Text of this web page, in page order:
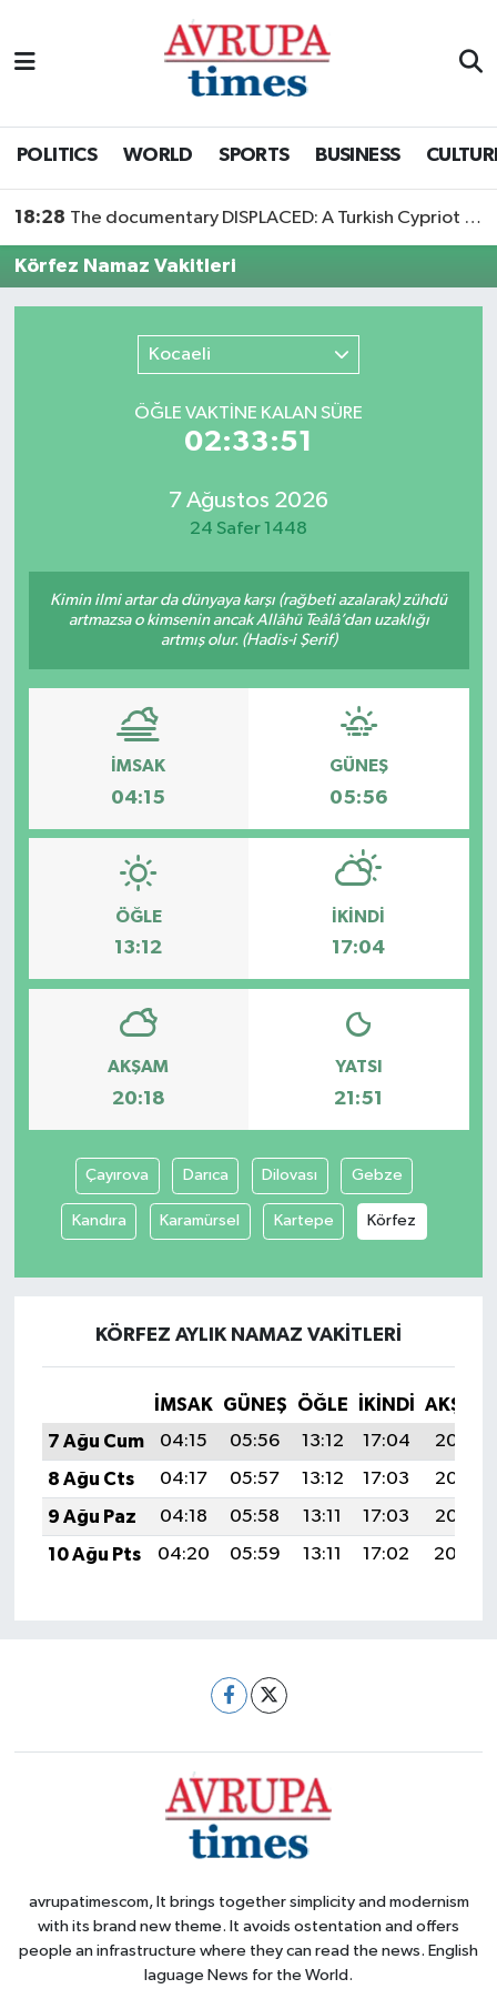
POLITICS WORLD SPORTS BUSINESS
18:28 The documentary DISPLACED: A Turkish Cypriot Story is now available to watch
Körfez Namaz Vakitleri
Kocaeli
ÖĞLE VAKTİNE KALAN SÜRE
02:33:51
7 Ağustos 2026
24 Safer 1448
Kimin ilmi artar da dünyaya karşı (rağbeti azalarak) zühdü
artmazsa o kimsenin ancak Allâhü Teâlâ’dan uzaklığı
artmış olur. (Hadis-i Şerif)
İMSAK
04:15
GÜNEŞ
05:56
ÖĞLE
13:12
İKINDI
17:04
AKŞAM
20:18
YATSI
21:51
Çayırova Darıca Dilovası Gebze
Kandıra Karamürsel Kartepe Körfez
KÖRFEZ AYLIK NAMAZ VAKITLERI
İMSAK GÜNEŞ ÖĞLE İKINDI
AKŞAM
7 Ağu Cum
04:15 05:56 13:12 17:04
20:18
8 Ağu Cts
04:17 05:57 13:12 17:03
20:16
9 Ağu Paz
04:18 05:58 13:11 17:03
20:15
10 Ağu Pts
04:20 05:59 13:11 17:02 20:14
avrupatimescom, It brings together simplicity and modernism
with its brand new theme. It avoids ostentation and offers
people an infrastructure where they can read the news. English
laguage News for the World.
Nöbetçi Eczaneler
Süper Lig Puan Durumu ve Fikstür
Son Dakika Haberleri